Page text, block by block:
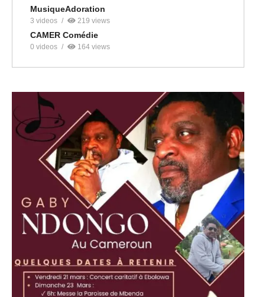
MusiqueAdoration
3 videos 219 views
CAMER Comédie
0 videos 164 views